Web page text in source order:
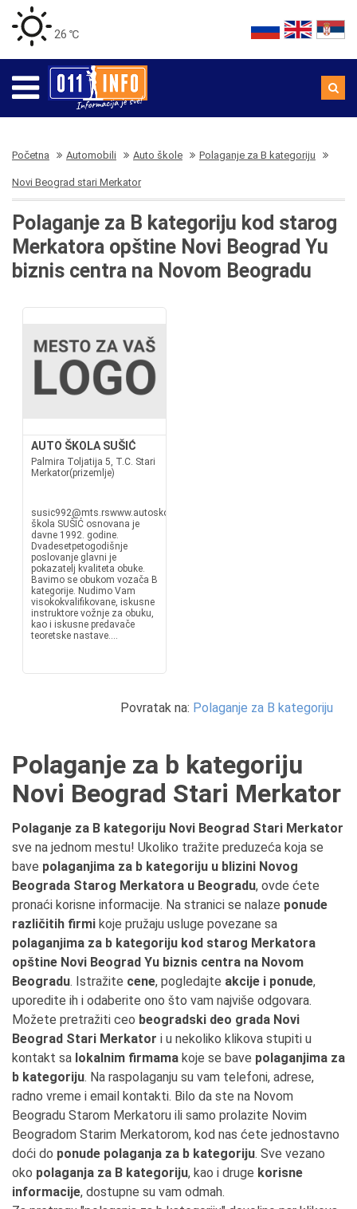
26 ℃
Početna Automobili Auto škole Polaganje za B kategoriju
Novi Beograd stari Merkator
Polaganje za B kategoriju kod starog
Merkatora opštine Novi Beograd Yu
biznis centra na Novom Beogradu
AUTO ŠKOLA SUŠIĆ
Palmira Toljatija 5, T.C. Stari
Merkator(prizemlje)
susic992@mts.rswww.autoskola.orgAuto
škola SUŠIĆ osnovana je
davne 1992. godine.
Dvadesetpetogodišnje
poslovanje glavni je
pokazatelj kvaliteta obuke.
Bavimo se obukom vozača B
kategorije. Nudimo Vam
visokokvalifikovane, iskusne
instruktore vožnje za obuku,
kao i iskusne predavače
teoretske nastave....
Povratak na: Polaganje za B kategoriju
Polaganje za b kategoriju
Novi Beograd Stari Merkator
Polaganje za B kategoriju Novi Beograd Stari Merkator
sve na jednom mestu! Ukoliko tražite preduzeća koja se
bave polaganjima za b kategoriju u blizini Novog
Beograda Starog Merkatora u Beogradu, ovde ćete
pronaći korisne informacije. Na stranici se nalaze ponude
različitih firmi koje pružaju usluge povezane sa
polaganjima za b kategoriju kod starog Merkatora
opštine Novi Beograd Yu biznis centra na Novom
Beogradu. Istražite cene, pogledajte akcije i ponude,
uporedite ih i odaberite ono što vam najviše odgovara.
Možete pretražiti ceo beogradski deo grada Novi
Beograd Stari Merkator i u nekoliko klikova stupiti u
kontakt sa lokalnim firmama koje se bave polaganjima za
b kategoriju. Na raspolaganju su vam telefoni, adrese,
radno vreme i email kontakti. Bilo da ste na Novom
Beogradu Starom Merkatoru ili samo prolazite Novim
Beogradom Starim Merkatorom, kod nas ćete jednostavno
doći do ponude polaganja za b kategoriju. Sve vezano
oko polaganja za B kategoriju, kao i druge korisne
informacije, dostupne su vam odmah.